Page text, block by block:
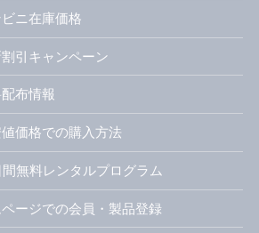
ニ在庫価格
引キャンペーン
布情報
価格での購入方法
無料レンタルプログラム
ージでの会員・製品登録